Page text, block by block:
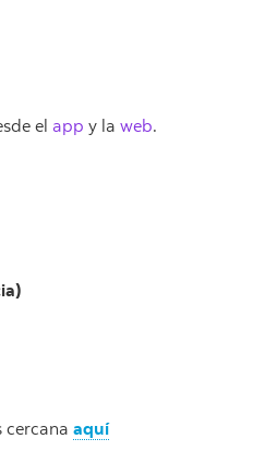
el app y la web.
cercana aquí